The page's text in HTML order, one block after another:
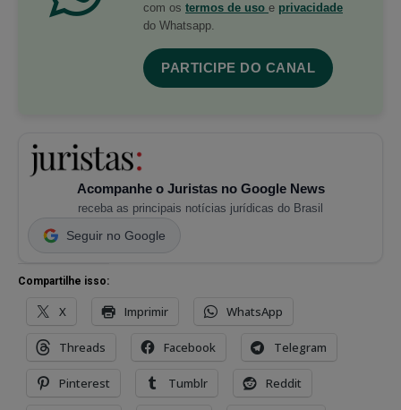
com os termos de uso e privacidade
do Whatsapp.
PARTICIPE DO CANAL
Acompanhe o Juristas no Google News
receba as principais notícias jurídicas do Brasil
Seguir no Google
Compartilhe isso:
X Imprimir WhatsApp
Threads Facebook Telegram
Pinterest Tumblr Reddit